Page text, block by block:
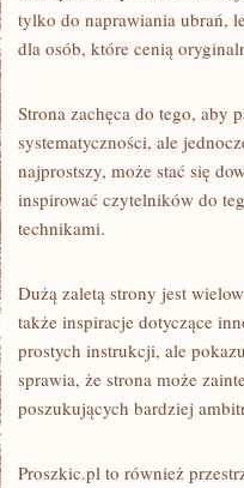
tylko do naprawiania ubrań,
dla osób, które cenią
Strona zachęca do tego, aby
systematyczności, ale
najprostszy, może stać się
inspirować czytelników do
technikami.
Dużą zaletą strony jest
także inspiracje dotyczące
prostych instrukcji, ale
sprawia, że strona może
poszukujących bardziej
Proszkic.pl to również